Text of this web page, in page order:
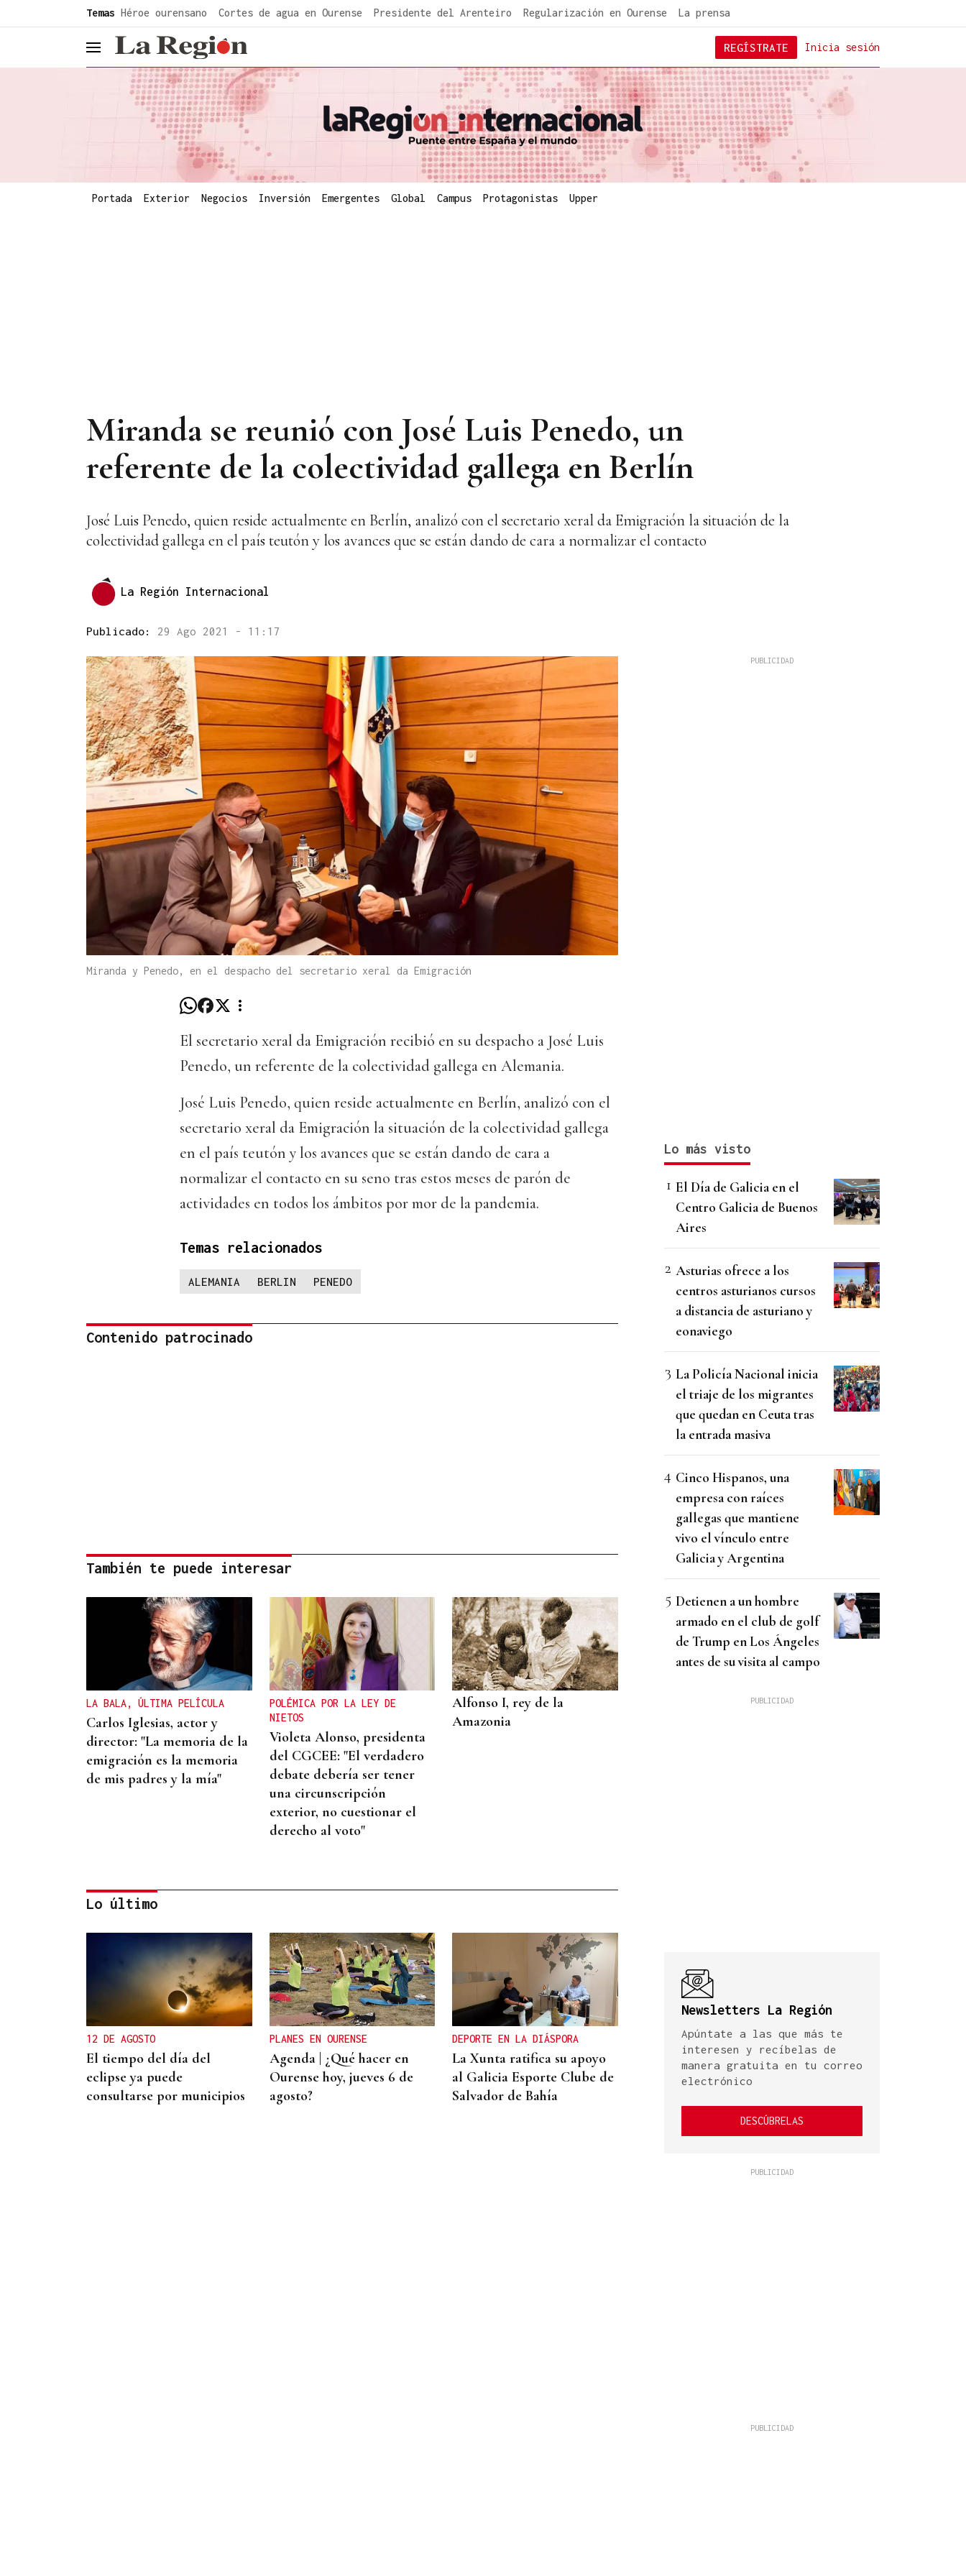
Temas Héroe ourensano Cortes de agua en Ourense Presidente del Arenteiro Regularización en Ourense La prensa
header.menu.open Inicia sesión
REGÍSTRATE
Portada Exterior Negocios Inversión Emergentes Global Campus Protagonistas Upper
Miranda se reunió con José Luis Penedo, un
referente de la colectividad gallega en Berlín
José Luis Penedo, quien reside actualmente en Berlín, analizó con el secretario xeral da Emigración la situación de la
colectividad gallega en el país teutón y los avances que se están dando de cara a normalizar el contacto
La Región Internacional
Publicado: 29 Ago 2021 - 11:17
Miranda y Penedo, en el despacho del secretario xeral da Emigración
El secretario xeral da Emigración recibió en su despacho a José Luis
Penedo, un referente de la colectividad gallega en Alemania.
José Luis Penedo, quien reside actualmente en Berlín, analizó con el
secretario xeral da Emigración la situación de la colectividad gallega
en el país teutón y los avances que se están dando de cara a
normalizar el contacto en su seno tras estos meses de parón de
actividades en todos los ámbitos por mor de la pandemia.
Temas relacionados
ALEMANIA BERLIN PENEDO
Contenido patrocinado
También te puede interesar
LA BALA, ÚLTIMA PELÍCULA
Carlos Iglesias, actor y
director: "La memoria de la
emigración es la memoria
de mis padres y la mía"
POLÉMICA POR LA LEY DE
NIETOS
Violeta Alonso, presidenta
del CGCEE: "El verdadero
debate debería ser tener
una circunscripción
exterior, no cuestionar el
derecho al voto"
Alfonso I, rey de la
Amazonia
BIOGRAFÍAS
Jesusa Prado López, la
fuerza ourensana que
iluminó La Habana
Lo último
12 DE AGOSTO
El tiempo del día del
eclipse ya puede
consultarse por municipios
PLANES EN OURENSE
Agenda | ¿Qué hacer en
Ourense hoy, jueves 6 de
agosto?
DEPORTE EN LA DIÁSPORA
La Xunta ratifica su apoyo
al Galicia Esporte Clube de
Salvador de Bahía
Lo más visto
El Día de Galicia en el
Centro Galicia de Buenos
Aires
Asturias ofrece a los
centros asturianos cursos
a distancia de asturiano y
eonaviego
La Policía Nacional inicia
el triaje de los migrantes
que quedan en Ceuta tras
la entrada masiva
Cinco Hispanos, una
empresa con raíces
gallegas que mantiene
vivo el vínculo entre
Galicia y Argentina
Detienen a un hombre
armado en el club de golf
de Trump en Los Ángeles
antes de su visita al campo
Newsletters La Región
Apúntate a las que más te
interesen y recíbelas de
manera gratuita en tu correo
electrónico
DESCÚBRELAS